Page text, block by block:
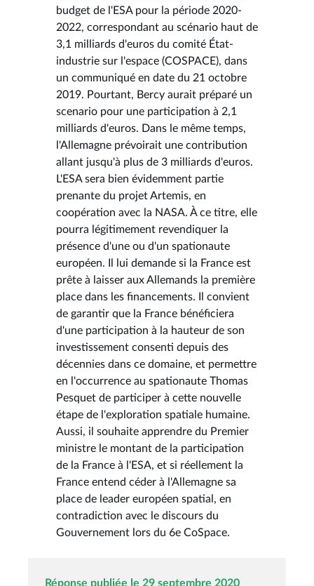
budget de l'ESA pour la période 2020-
2022, correspondant au scénario haut de
3,1 milliards d'euros du comité État-
industrie sur l'espace (COSPACE), dans
un communiqué en date du 21 octobre
2019. Pourtant, Bercy aurait préparé un
scenario pour une participation à 2,1
milliards d'euros. Dans le même temps,
l'Allemagne prévoirait une contribution
allant jusqu'à plus de 3 milliards d'euros.
L'ESA sera bien évidemment partie
prenante du projet Artemis, en
coopération avec la NASA. À ce titre, elle
pourra légitimement revendiquer la
présence d'une ou d'un spationaute
européen. Il lui demande si la France est
prête à laisser aux Allemands la première
place dans les financements. Il convient
de garantir que la France bénéficiera
d'une participation à la hauteur de son
investissement consenti depuis des
décennies dans ce domaine, et permettre
en l'occurrence au spationaute Thomas
Pesquet de participer à cette nouvelle
étape de l'exploration spatiale humaine.
Aussi, il souhaite apprendre du Premier
ministre le montant de la participation
de la France à l'ESA, et si réellement la
France entend céder à l'Allemagne sa
place de leader européen spatial, en
contradiction avec le discours du
Gouvernement lors du 6e CoSpace.
Réponse publiée le 29 septembre 2020